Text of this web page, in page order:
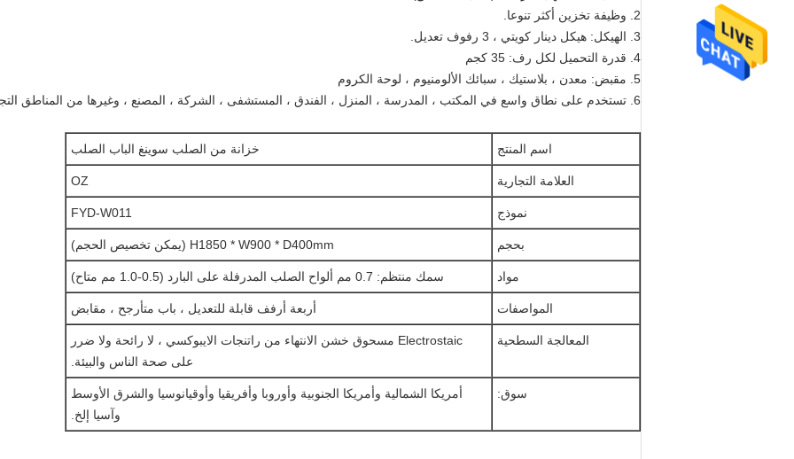
2. وظيفة تخزين أكثر تنوعا.
3. الهيكل: هيكل دينار كويتي ، 3 رفوف تعديل.
4. قدرة التحميل لكل رف: 35 كجم
5. مقبض: معدن ، بلاستيك ، سبائك الألومنيوم ، لوحة الكروم
6. تستخدم على نطاق واسع في المكتب ، المدرسة ، المنزل ، الفندق ، المستشفى ، الشركة ، المصنع ، وغيرها من المناطق التجارية
اسم المنتج خزانة من الصلب سوينغ الباب الصلب
العلامة التجارية OZ
نموذج FYD-W011
بحجم H1850 * W900 * D400mm (يمكن تخصيص الحجم)
مواد سمك منتظم: 0.7 مم ألواح الصلب المدرفلة على البارد (0.5-1.0 مم متاح)
المواصفات أربعة أرفف قابلة للتعديل ، باب متأرجح ، مقابض
المعالجة السطحية
Electrostaic مسحوق خشن الانتهاء من راتنجات الايبوكسي ، لا رائحة ولا ضرر
على صحة الناس والبيئة.
سوق:
أمريكا الشمالية وأمريكا الجنوبية وأوروبا وأفريقيا وأوقيانوسيا والشرق الأوسط
وآسيا إلخ.